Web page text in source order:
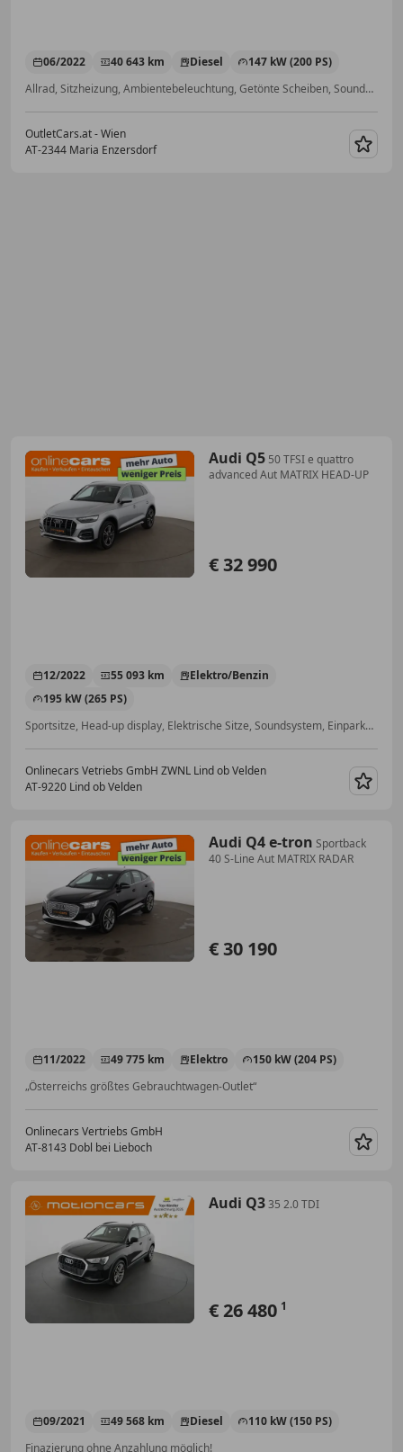
06/2022 40 643 km Diesel
147 kW (200 PS)
Allrad, Sitzheizung, Ambientebeleuchtung, Getönte Scheiben, Soundsystem, Klimaanlage, Seitenairbag, Alarmanlage
OutletCars.at - Wien
AT-2344 Maria Enzersdorf
Audi Q5 50 TFSI e quattro
advanced Aut MATRIX HEAD-UP
€ 32 990
12/2022 55 093 km
Elektro/Benzin
195 kW (265 PS)
Sportsitze, Head-up display, Elektrische Sitze, Soundsystem, Einparkhilfe Rückfahrkamera, Sitzheizung hinten, Allrad, Sitzheizung
Onlinecars Vetriebs GmbH ZWNL Lind ob Velden
AT-9220 Lind ob Velden
Audi Q4 e-tron Sportback
40 S-Line Aut MATRIX RADAR
€ 30 190
11/2022 49 775 km Elektro
150 kW (204 PS)
„Österreichs größtes Gebrauchtwagen-Outlet“
Onlinecars Vertriebs GmbH
AT-8143 Dobl bei Lieboch
Audi Q335 2.0 TDI
€ 26 480 1
09/2021 49 568 km Diesel
110 kW (150 PS)
Finazierung ohne Anzahlung möglich!